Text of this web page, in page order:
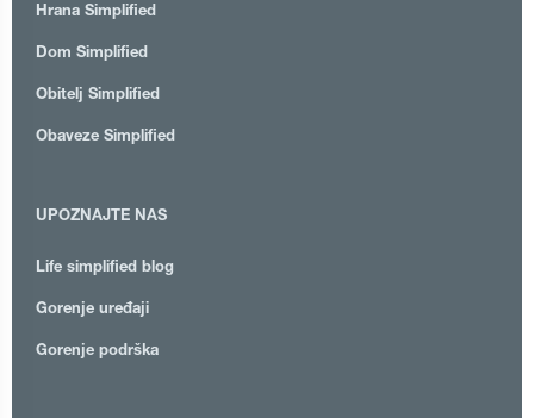
Hrana Simplified
Dom Simplified
Obitelj Simplified
Obaveze Simplified
UPOZNAJTE NAS
Life simplified blog
Gorenje uređaji
Gorenje podrška